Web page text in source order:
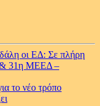
οι ΕΔ: Σε πλήρη
31η ΜΕΕΔ –
το νέο τρόπο